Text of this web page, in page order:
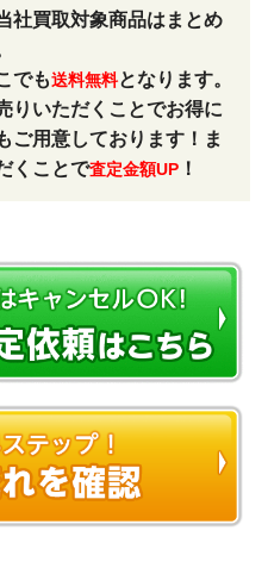
社買取対象商品はまとめ
でも送料無料となります。
りいただくことでお得に
ご用意しております！ま
くことで査定金額UP ！